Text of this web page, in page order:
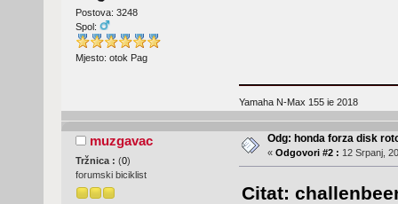
Postova: 3248
Spol:
Mjesto: otok Pag
Yamaha N-Max 155 ie 2018
muzgavac
Tržnica : (0)
forumski biciklist
Odg: honda forza disk
« Odgovori #2 : 12 Srpanj,
Citat: